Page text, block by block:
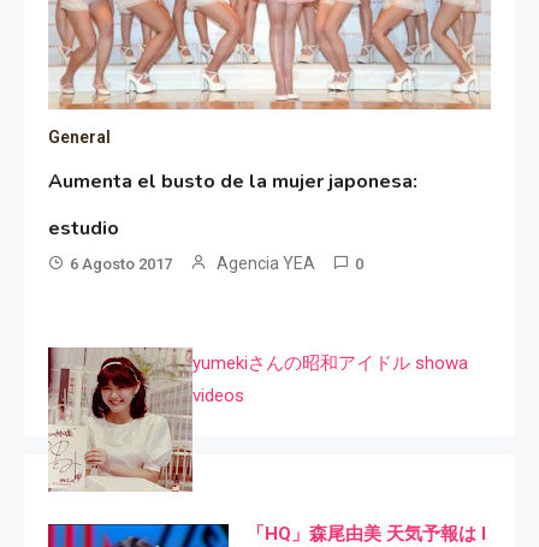
General
Aumenta el busto de la mujer japonesa:
estudio
6 Agosto 2017 Agencia YEA 0
yumekiさんの昭和アイドル showa
videos
「HQ」森尾由美 天気予報は I